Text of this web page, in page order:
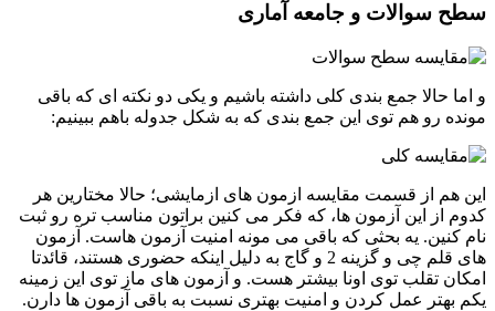
سطح سوالات و جامعه آماری
و اما حالا جمع بندی کلی داشته باشیم و یکی دو نکته ای که باقی
مونده رو هم توی این جمع بندی که به شکل جدوله باهم ببینیم:
این هم از قسمت مقایسه ازمون های ازمایشی؛ حالا مختارین هر
کدوم از این آزمون ها، که فکر می کنین براتون مناسب تره رو ثبت
نام کنین. یه بحثی که باقی می مونه امنیت آزمون هاست. آزمون
های قلم چی و گزینه 2 و گاج به دلیل اینکه حضوری هستند، قائدتا
امکان تقلب توی اونا بیشتر هست. و آزمون های ماز توی این زمینه
یکم بهتر عمل کردن و امنیت بهتری نسبت به باقی آزمون ها دارن.